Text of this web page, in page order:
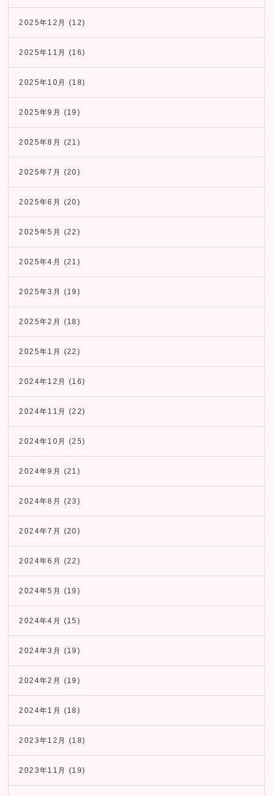
2025年12月 (12)
2025年11月 (16)
2025年10月 (18)
2025年9月 (19)
2025年8月 (21)
2025年7月 (20)
2025年6月 (20)
2025年5月 (22)
2025年4月 (21)
2025年3月 (19)
2025年2月 (18)
2025年1月 (22)
2024年12月 (16)
2024年11月 (22)
2024年10月 (25)
2024年9月 (21)
2024年8月 (23)
2024年7月 (20)
2024年6月 (22)
2024年5月 (19)
2024年4月 (15)
2024年3月 (19)
2024年2月 (19)
2024年1月 (18)
2023年12月 (18)
2023年11月 (19)